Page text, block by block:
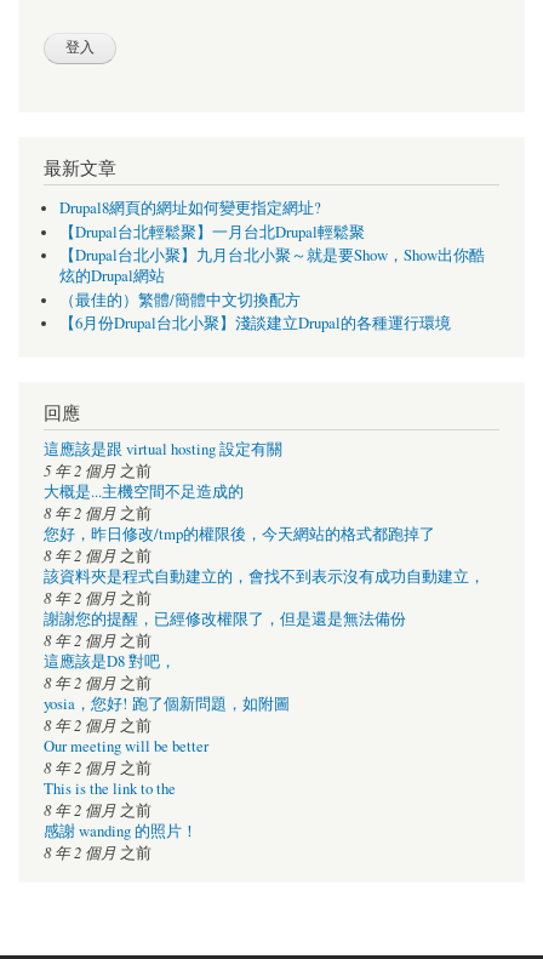
最新文章
Drupal8網頁的網址如何變更指定網址?
【Drupal台北輕鬆聚】一月台北Drupal輕鬆聚
【Drupal台北小聚】九月台北小聚～就是要Show，Show出你酷
炫的Drupal網站
（最佳的）繁體/簡體中文切換配方
【6月份Drupal台北小聚】淺談建立Drupal的各種運行環境
回應
這應該是跟 virtual hosting 設定有關
5 年 2 個月 之前
大概是...主機空間不足造成的
8 年 2 個月 之前
您好，昨日修改/tmp的權限後，今天網站的格式都跑掉了
8 年 2 個月 之前
該資料夾是程式自動建立的，會找不到表示沒有成功自動建立，
8 年 2 個月 之前
謝謝您的提醒，已經修改權限了，但是還是無法備份
8 年 2 個月 之前
這應該是D8 對吧，
8 年 2 個月 之前
yosia，您好! 跑了個新問題，如附圖
8 年 2 個月 之前
Our meeting will be better
8 年 2 個月 之前
This is the link to the
8 年 2 個月 之前
感謝 wanding 的照片！
8 年 2 個月 之前